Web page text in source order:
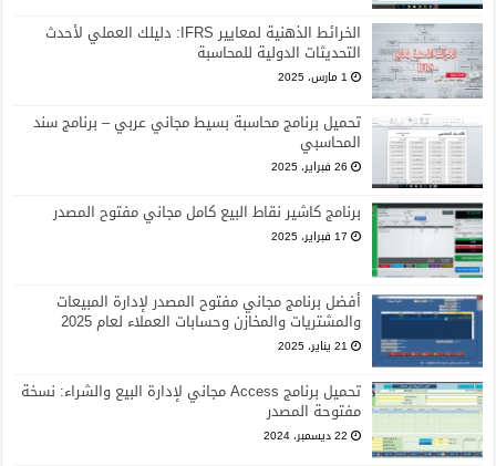
الخرائط الذهنية لمعايير IFRS: دليلك العملي لأحدث
التحديثات الدولية للمحاسبة
1 مارس، 2025
تحميل برنامج محاسبة بسيط مجاني عربي – برنامج سند
المحاسبي
26 فبراير، 2025
برنامج كاشير نقاط البيع كامل مجاني مفتوح المصدر
17 فبراير، 2025
أفضل برنامج مجاني مفتوح المصدر لإدارة المبيعات
والمشتريات والمخازن وحسابات العملاء لعام 2025
21 يناير، 2025
تحميل برنامج Access مجاني لإدارة البيع والشراء: نسخة
مفتوحة المصدر
22 ديسمبر، 2024